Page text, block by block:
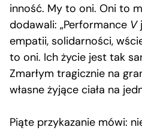
inność. My to oni. Oni to
dodawali: „Performance V
empatii, solidarności,
to oni. Ich życie jest tak
Zmarłym tragicznie na
własne żyjące ciała na
Piąte przykazanie mówi: